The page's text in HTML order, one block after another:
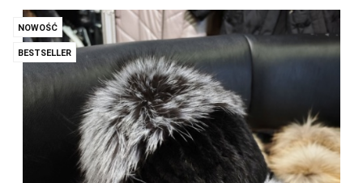
NOWOŚĆ
BESTSELLER